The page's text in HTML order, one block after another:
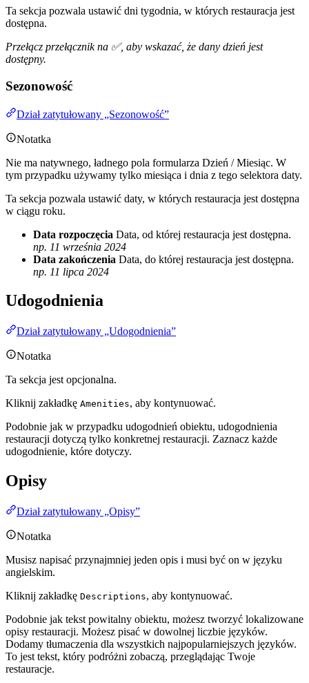
Ta sekcja pozwala ustawić dni tygodnia, w których restauracja jest
dostępna.
Przełącz przełącznik na ✅, aby wskazać, że dany dzień jest
dostępny.
Sezonowość
Dział zatytułowany „Sezonowość”
Notatka
Nie ma natywnego, ładnego pola formularza Dzień / Miesiąc. W
tym przypadku używamy tylko miesiąca i dnia z tego selektora daty.
Ta sekcja pozwala ustawić daty, w których restauracja jest dostępna
w ciągu roku.
Data rozpoczęcia Data, od której restauracja jest dostępna.
np. 11 września 2024
Data zakończenia Data, do której restauracja jest dostępna.
np. 11 lipca 2024
Udogodnienia
Dział zatytułowany „Udogodnienia”
Notatka
Ta sekcja jest opcjonalna.
Kliknij zakładkę Amenities, aby kontynuować.
Podobnie jak w przypadku udogodnień obiektu, udogodnienia
restauracji dotyczą tylko konkretnej restauracji. Zaznacz każde
udogodnienie, które dotyczy.
Opisy
Dział zatytułowany „Opisy”
Notatka
Musisz napisać przynajmniej jeden opis i musi być on w języku
angielskim.
Kliknij zakładkę Descriptions, aby kontynuować.
Podobnie jak tekst powitalny obiektu, możesz tworzyć lokalizowane
opisy restauracji. Możesz pisać w dowolnej liczbie języków.
Dodamy tłumaczenia dla wszystkich najpopularniejszych języków.
To jest tekst, który podróżni zobaczą, przeglądając Twoje
restauracje.